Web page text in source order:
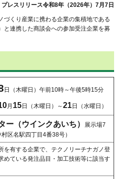
レスリリース令和8年（2026年）7月7日
づくり産業に携わる企業の集積地である
と連携した商談会への参加受注企業を募
日（木曜日）午前10時～午後5時15分
月 15日（木曜日）～21日（水曜日）
ー（ウインクあいち）
展示場7
区名駅四丁目4番38号）
を有する企業で、テクノリーチナガノ登
めている発注品目・加工技術等に該当す